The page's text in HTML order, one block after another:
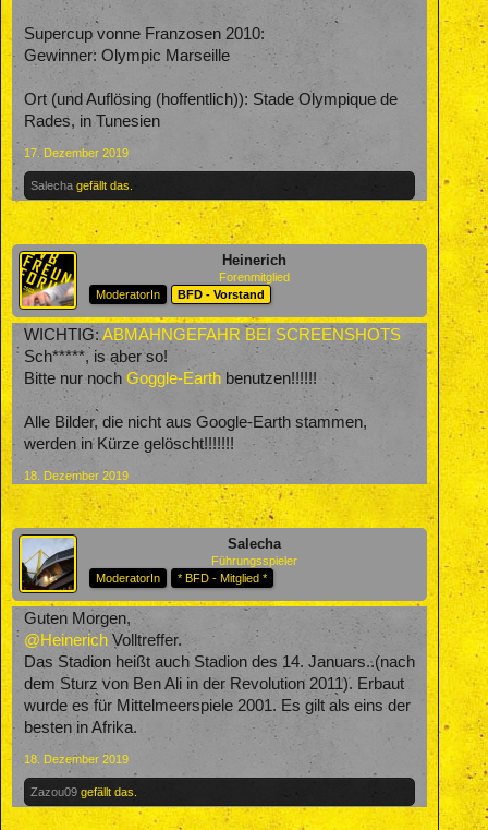
Supercup vonne Franzosen 2010:
Gewinner: Olympic Marseille
Ort (und Auflösing (hoffentlich)): Stade Olympique de
Rades, in Tunesien
17. Dezember 2019
Salecha gefällt das.
Heinerich
Forenmitglied
ModeratorIn
BFD - Vorstand
WICHTIG:ABMAHNGEFAHR BEI SCREENSHOTS
Sch*****, is aber so!
Bitte nur noch Goggle-Earth benutzen!!!!!!
Alle Bilder, die nicht aus Google-Earth stammen,
werden in Kürze gelöscht!!!!!!!
18. Dezember 2019
Salecha
Führungsspieler
ModeratorIn
* BFD - Mitglied *
Guten Morgen,
@Heinerich Volltreffer.
Das Stadion heißt auch Stadion des 14. Januars..(nach
dem Sturz von Ben Ali in der Revolution 2011). Erbaut
wurde es für Mittelmeerspiele 2001. Es gilt als eins der
besten in Afrika.
18. Dezember 2019
Zazou09 gefällt das.